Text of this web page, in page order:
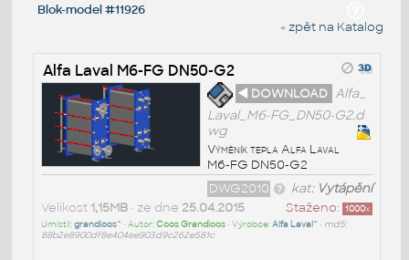
Blok-model #11926
« zpět na Katalog
Alfa Laval M6-FG DN50-G2
◄ DOWNLOAD Alfa_
Laval_M6-FG_DN50-G2.d
wg
Výměník tepla Alfa Laval
M6-FG DN50-G2
kat: Vytápění
DWG2010
Staženo: 1000x
Velikost 1,15MB• ze dne 25.04.2015
Umístil:grandioos^ • Autor:Coos Grandioos• Výrobce:Alfa Laval^ • md5:
88b2e8900df8e404ee903d9c262e581c